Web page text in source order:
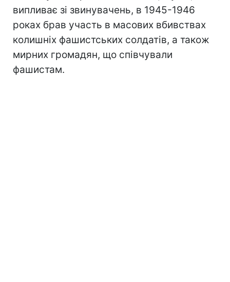
випливає зі звинувачень, в 1945-1946
роках брав участь в масових вбивствах
колишніх фашистських солдатів, а також
мирних громадян, що співчували
фашистам.